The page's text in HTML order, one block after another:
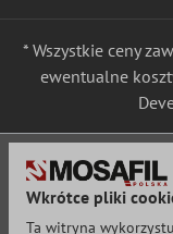
* Wszystkie ceny
ewentualne
Wkrótce pliki
Ta witryna